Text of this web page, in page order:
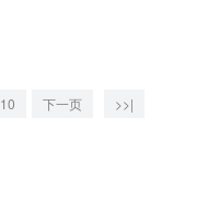
10 下一页 >>|